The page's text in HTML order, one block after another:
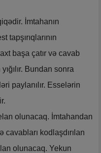
İmtahanın
tapşırıqlarının
başa çatır və cavab
Bundan sonra
paylanılır. Esselərin
olunacaq. İmtahandan
cavabları kodlaşdırılan
olunacaq. Yekun